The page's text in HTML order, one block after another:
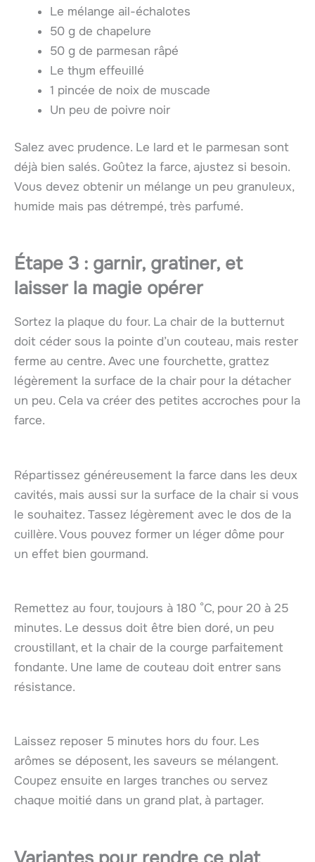
Le mélange ail-échalotes
50 g de chapelure
50 g de parmesan râpé
Le thym effeuillé
1 pincée de noix de muscade
Un peu de poivre noir
Salez avec prudence. Le lard et le parmesan sont
déjà bien salés. Goûtez la farce, ajustez si besoin.
Vous devez obtenir un mélange un peu granuleux,
humide mais pas détrempé, très parfumé.
Étape 3 : garnir, gratiner, et
laisser la magie opérer
Sortez la plaque du four. La chair de la butternut
doit céder sous la pointe d’un couteau, mais rester
ferme au centre. Avec une fourchette, grattez
légèrement la surface de la chair pour la détacher
un peu. Cela va créer des petites accroches pour la
farce.
Répartissez généreusement la farce dans les deux
cavités, mais aussi sur la surface de la chair si vous
le souhaitez. Tassez légèrement avec le dos de la
cuillère. Vous pouvez former un léger dôme pour
un effet bien gourmand.
Remettez au four, toujours à 180 °C, pour 20 à 25
minutes. Le dessus doit être bien doré, un peu
croustillant, et la chair de la courge parfaitement
fondante. Une lame de couteau doit entrer sans
résistance.
Laissez reposer 5 minutes hors du four. Les
arômes se déposent, les saveurs se mélangent.
Coupez ensuite en larges tranches ou servez
chaque moitié dans un grand plat, à partager.